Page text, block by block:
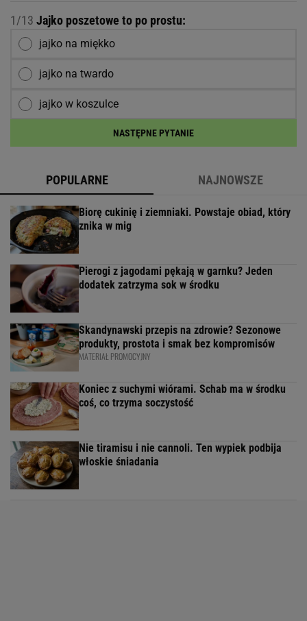
1/13 Jajko poszetowe to po prostu:
jajko na miękko
jajko na twardo
jajko w koszulce
NASTĘPNE PYTANIE
POPULARNE NAJNOWSZE
Biorę cukinię i ziemniaki. Powstaje obiad, który
znika w mig
Pierogi z jagodami pękają w garnku? Jeden
dodatek zatrzyma sok w środku
Skandynawski przepis na zdrowie? Sezonowe
produkty, prostota i smak bez kompromisów
MATERIAŁ PROMOCYJNY
Koniec z suchymi wiórami. Schab ma w środku
coś, co trzyma soczystość
Nie tiramisu i nie cannoli. Ten wypiek podbija
włoskie śniadania